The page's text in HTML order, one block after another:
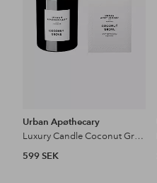
Urban Apøthecary
Luxury Candle Coconut Grove
599 SEK